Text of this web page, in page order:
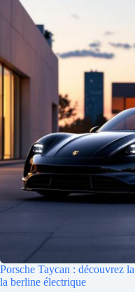
Porsche Taycan : découvrez
la berline électrique